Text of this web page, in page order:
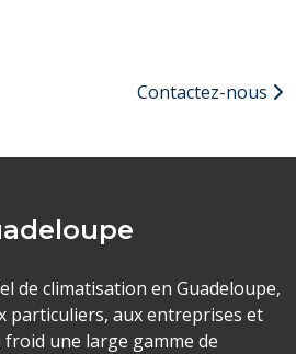
Contactez-nous
de climatisation en Guadeloupe,
particuliers, aux entreprises et
une large gamme de